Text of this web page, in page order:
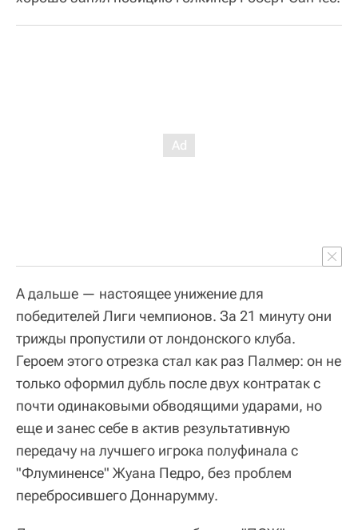
А дальше — настоящее унижение для
победителей Лиги чемпионов. За 21 минуту они
трижды пропустили от лондонского клуба.
Героем этого отрезка стал как раз Палмер: он не
только оформил дубль после двух контратак с
почти одинаковыми обводящими ударами, но
еще и занес себе в актив результативную
передачу на лучшего игрока полуфинала с
"Флуминенсе" Жуана Педро, без проблем
перебросившего Доннарумму.